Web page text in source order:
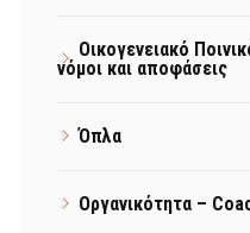
Οικογενειακό
νόμοι και αποφάσεις
Όπλα
Οργανικότητα –